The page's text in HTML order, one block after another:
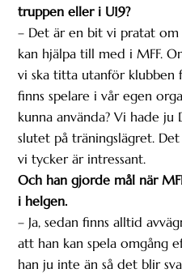
truppen eller i U19?
– Det är en bit vi pratat om
kan hjälpa till med i MFF.
vi ska titta utanför
finns spelare i vår egen
kunna använda? Vi hade
slutet på träningslägret.
vi tycker är intressant.
Och han gjorde mål när
i helgen.
– Ja, sedan finns alltid
att han kan spela omgång
han ju inte än så det blir